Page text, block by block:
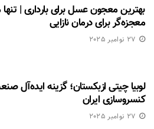
بهترین معجون عسل برای بارداری |
معجزه‌گر برای درمان نازایی
27 نوامبر 2025
لوبیا چیتی ازبکستان؛ گزینه ایده‌آل
کنسروسازی ایران
27 نوامبر 2025